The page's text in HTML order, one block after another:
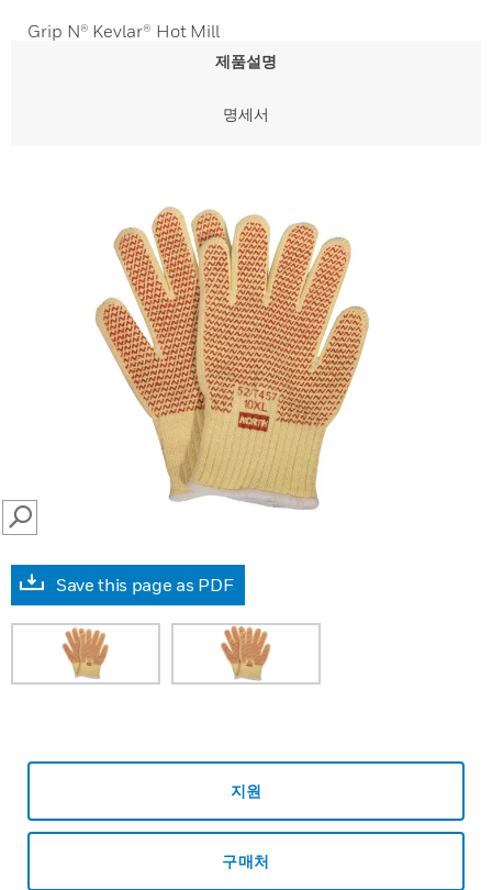
Grip N® Kevlar® Hot Mill
제품설명
명세서
SEARCH
Save this page as PDF
지원
구매처